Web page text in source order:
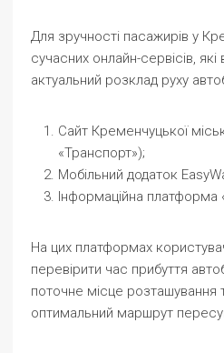
Для зручності пасажирів у
сучасних онлайн-сервісів,
актуальний розклад руху
Сайт Кременчуцької
«Транспорт»);
Мобільний додаток
Інформаційна платформа
На цих платформах
перевірити час прибуття
поточне місце розташування
оптимальний маршрут